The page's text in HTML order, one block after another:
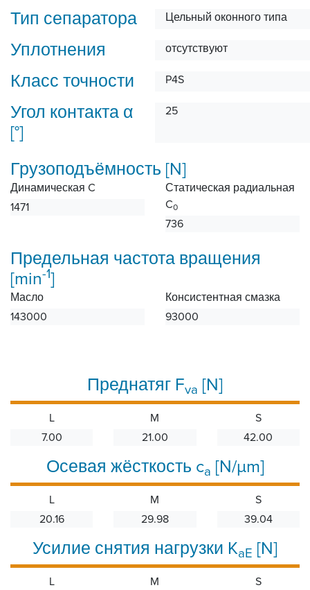
Тип сепаратора Цельный оконного типа
Уплотнения отсутствуют
Класс точности P4S
Угол контакта α
[°]
25
Грузоподъёмность [N]
Динамическая C
1471
Статическая радиальная
C0
736
Предельная частота вращения
[min-1]
Масло
143000
Консистентная смазка
93000
Преднатяг Fva [N]
L
7.00
M
21.00
S
42.00
Осевая жёсткость ca [N/µm]
L
20.16
M
29.98
S
39.04
Усилие снятия нагрузки KaE [N]
L
M
S